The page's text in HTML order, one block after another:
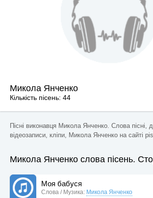
Микола Янченко
Кількість пісень: 44
Пісні виконавця Микола Янченко. Слова пісні,
відеозаписи, кліпи, Микола Янченко на сайті
Микола Янченко слова пісень.
Моя бабуся
Слова / Музика: Микола Янченко